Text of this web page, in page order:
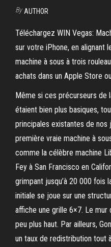
By AUTHOR
Téléchargez WIN Vegas:
sur votre iPhone, en alignant
machine à sous à trois
achats dans un Apple Store
Même si ces précurseurs de
étaient bien plus basiques,
principales existantes de
première vraie machine à
comme la célèbre machine
Fey à San Francisco en
grimpant jusqu’à 20 000 fois
initiale se joue sur une
affiche une grille 6×7. Le
peu plus haut. Par ailleurs,
un taux de redistribution tout